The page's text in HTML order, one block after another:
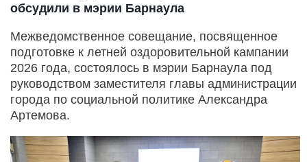
обсудили в мэрии Барнаула
Межведомственное совещание, посвященное
подготовке к летней оздоровительной кампании
2026 года, состоялось в мэрии Барнаула под
руководством заместителя главы администрации
города по социальной политике Александра
Артемова.